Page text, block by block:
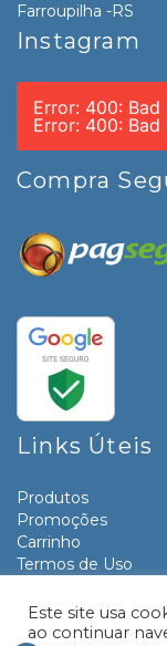
Farroupilha -RS
Instagram
Error: 400: Bad
Error: 400: Bad
Compra
Links Úteis
Produtos
Promoções
Carrinho
Termos de Uso
Contato
Este site usa
ao continuar